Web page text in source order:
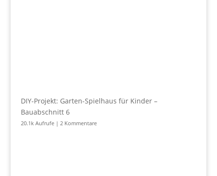
DIY-Projekt: Garten-Spielhaus für Kinder –
Bauabschnitt 6
20.1k Aufrufe| 2 Kommentare